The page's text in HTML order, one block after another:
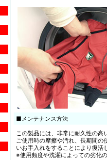
■メンテナンス方法
この製品には、非常に耐久性の高
ご使用時の摩擦や汚れ、長期間
いお手入れをすることにより復活
※使用頻度や洗濯によっての劣化